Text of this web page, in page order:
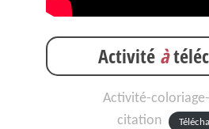
Activité à
Activité-
citation